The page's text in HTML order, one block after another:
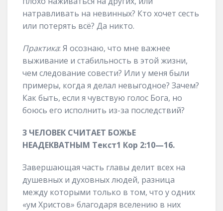
натравливать на невинных? Кто хочет сесть
или потерять всё? Да никто.
Практика: Я осознаю, что мне важнее
выживание и стабильность в этой жизни,
чем следование совести? Или у меня были
примеры, когда я делал невыгодное? Зачем?
Как быть, если я чувствую голос Бога, но
боюсь его исполнить из-за последствий?
3 ЧЕЛОВЕК СЧИТАЕТ БОЖЬЕ
НЕАДЕКВАТНЫМ Текст1 Кор 2:10—16.
Завершающая часть главы делит всех на
душевных и духовных людей, разница
между которыми только в том, что у одних
«ум Христов» благодаря вселению в них